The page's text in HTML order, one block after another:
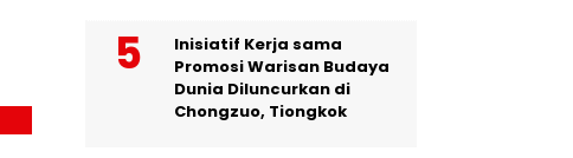
Inisiatif Kerja sama
Promosi Warisan Budaya
Dunia Diluncurkan di
Chongzuo, Tiongkok